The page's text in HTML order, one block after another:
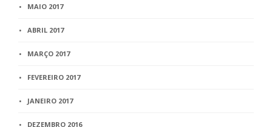
MAIO 2017
ABRIL 2017
MARÇO 2017
FEVEREIRO 2017
JANEIRO 2017
DEZEMBRO 2016